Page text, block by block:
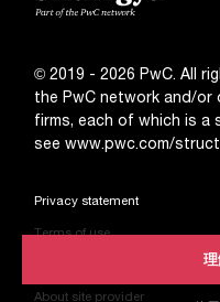
© 2019 - 2026 PwC. All
the PwC network and/or
firms, each of which is a
see www.pwc.com/
Privacy statement
Terms of use
About site provider